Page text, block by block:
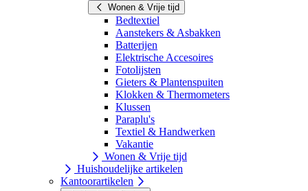
Wonen & Vrije tijd
Bedtextiel
Aanstekers & Asbakken
Batterijen
Elektrische Accesoires
Fotolijsten
Gieters & Plantenspuiten
Klokken & Thermometers
Klussen
Paraplu's
Textiel & Handwerken
Vakantie
Wonen & Vrije tijd
Huishoudelijke artikelen
Kantoorartikelen